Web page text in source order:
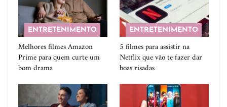
ENTRETENIMENTO
Melhores filmes Amazon
Prime para quem curte um
bom drama
ENTRETENIMENTO
5 filmes para assistir na
Netflix que vão te fazer dar
boas risadas